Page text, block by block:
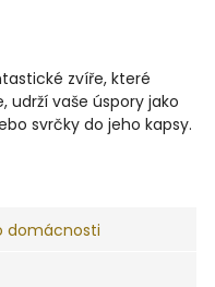
zvíře, které
udrží vaše úspory jako
svrčky do jeho kapsy.
domácnosti